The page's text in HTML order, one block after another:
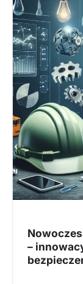
–